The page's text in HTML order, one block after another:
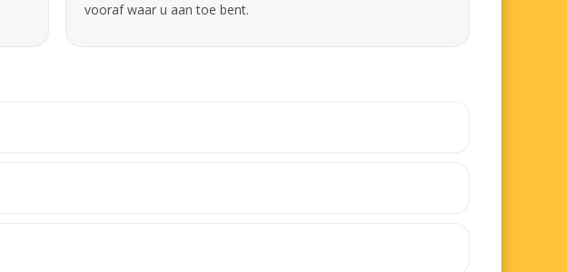
vooraf waar u aan toe bent.